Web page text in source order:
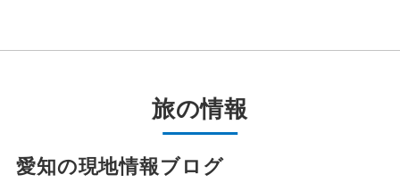
旅の情報
愛知の現地情報ブログ